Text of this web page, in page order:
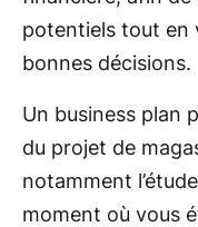
potentiels tout en
bonnes décisions.
Un business plan
du projet de
notamment
moment où vous